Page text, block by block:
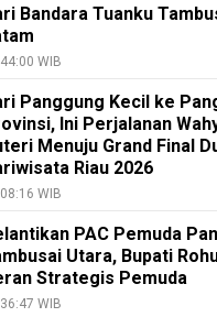
Bandara Tuanku
WIB
Panggung Kecil ke
Ini Perjalanan
Menuju Grand Final
Riau 2026
WIB
PAC Pemuda
Utara, Bupati
Strategis Pemuda
WIB